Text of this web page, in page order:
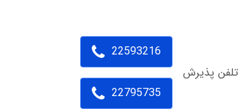
تلفن پذیرش
22593216
22795735